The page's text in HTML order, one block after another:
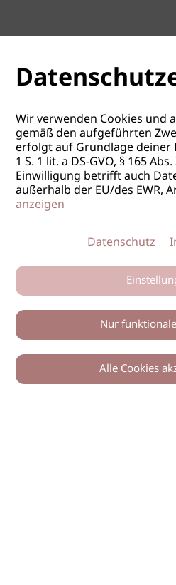
0
Wir verwenden Cookies und
gemäß den aufgeführten
erfolgt auf Grundlage deiner
1 S. 1 lit. a DS-GVO, § 165
Einwilligung betrifft auch
außerhalb der EU/des EWR,
anzeigen
Datenschutz
Nur
Alle Cookies